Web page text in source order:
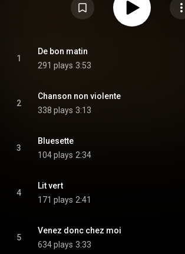
1
De bon matin
291 plays 3:53
2
Chanson non violente
338 plays 3:13
3
Bluesette
104 plays 2:34
4
Lit vert
171 plays 2:41
5
Venez donc chez moi
634 plays 3:33